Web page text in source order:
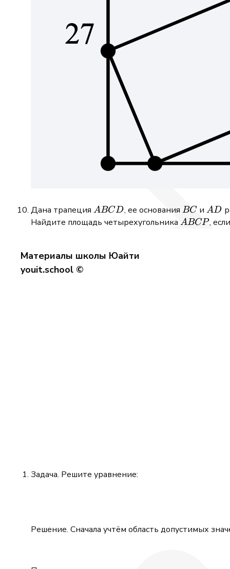
Дана трапеция ABCD
ABCD, ее основания BC
BC иAD
AD
Найдите площадь четырехугольника ABCP
ABCP,
Материалы школы Юайти
youit.school ©
Задача. Решите уравнение:
Решение. Сначала учтём область допустимых